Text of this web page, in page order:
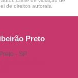
de direitos autorais
Preto
- SP